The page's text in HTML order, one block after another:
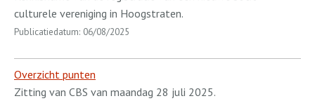
culturele vereniging in Hoogstraten.
Publicatiedatum: 06/08/2025
Overzicht punten
Zitting van CBS van maandag 28 juli 2025.